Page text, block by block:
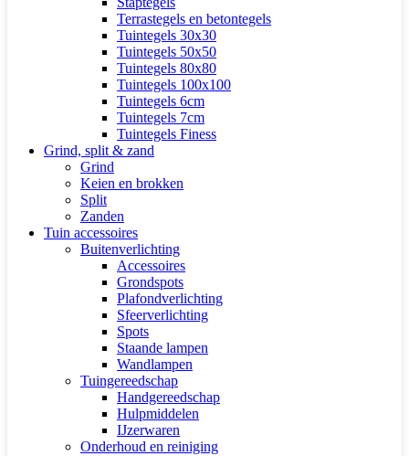
Terrastegels en betontegels
Tuintegels 30x30
Tuintegels 50x50
Tuintegels 80x80
Tuintegels 100x100
Tuintegels 6cm
Tuintegels 7cm
Tuintegels Finess
Grind, split & zand
Grind
Keien en brokken
Split
Zanden
Tuin accessoires
Buitenverlichting
Accessoires
Grondspots
Plafondverlichting
Sfeerverlichting
Spots
Staande lampen
Wandlampen
Tuingereedschap
Handgereedschap
Hulpmiddelen
IJzerwaren
Onderhoud en reiniging